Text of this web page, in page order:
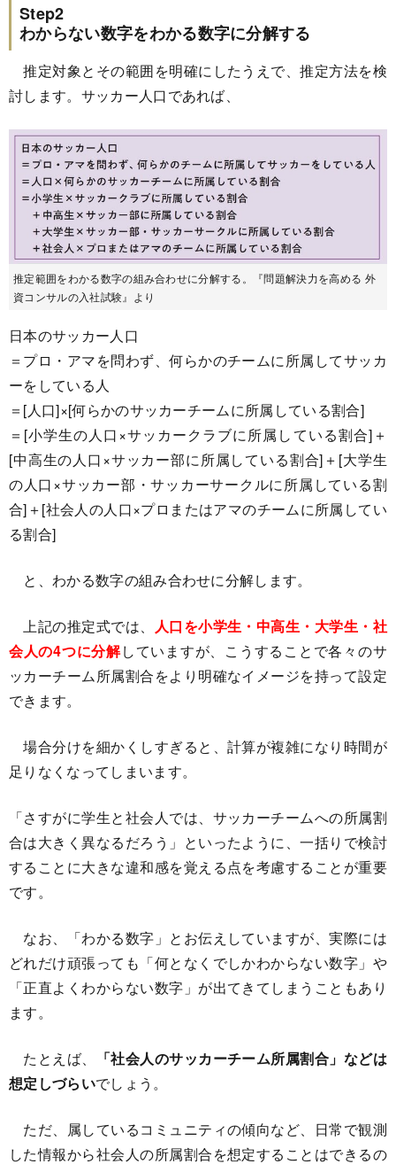
Step2
わからない数字をわかる数字に分解する
推定対象とその範囲を明確にしたうえで、推定方法を検
討します。サッカー人口であれば、
推定範囲をわかる数字の組み合わせに分解する。『問題解決力を高める 外
資コンサルの入社試験』より
日本のサッカー人口
＝プロ・アマを問わず、何らかのチームに所属してサッカ
ーをしている人
＝[人口]×[何らかのサッカーチームに所属している割合]
＝[小学生の人口×サッカークラブに所属している割合]＋
[中高生の人口×サッカー部に所属している割合]＋[大学生
の人口×サッカー部・サッカーサークルに所属している割
合]＋[社会人の人口×プロまたはアマのチームに所属してい
る割合]
と、わかる数字の組み合わせに分解します。
上記の推定式では、
人口を小学生・中高生・大学生・社
会人の4つに分解していますが、こうすることで各々のサ
ッカーチーム所属割合をより明確なイメージを持って設定
できます。
場合分けを細かくしすぎると、計算が複雑になり時間が
足りなくなってしまいます。
「さすがに学生と社会人では、サッカーチームへの所属割
合は大きく異なるだろう」といったように、一括りで検討
することに大きな違和感を覚える点を考慮することが重要
です。
なお、「わかる数字」とお伝えしていますが、実際には
どれだけ頑張っても「何となくでしかわからない数字」や
「正直よくわからない数字」が出てきてしまうこともあり
ます。
たとえば、
「社会人のサッカーチーム所属割合」などは
想定しづらいでしょう。
ただ、属しているコミュニティの傾向など、日常で観測
した情報から社会人の所属割合を想定することはできるの